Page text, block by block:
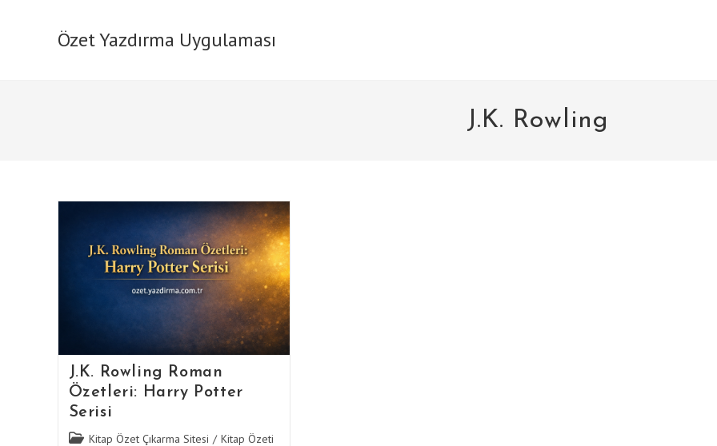
Özet Yazdırma Uygulaması
J.K. Rowling
J.K. Rowling Roman
Özetleri: Harry Potter
Serisi
Post Kitap Özet Çıkarma Sitesi / Kitap Özeti